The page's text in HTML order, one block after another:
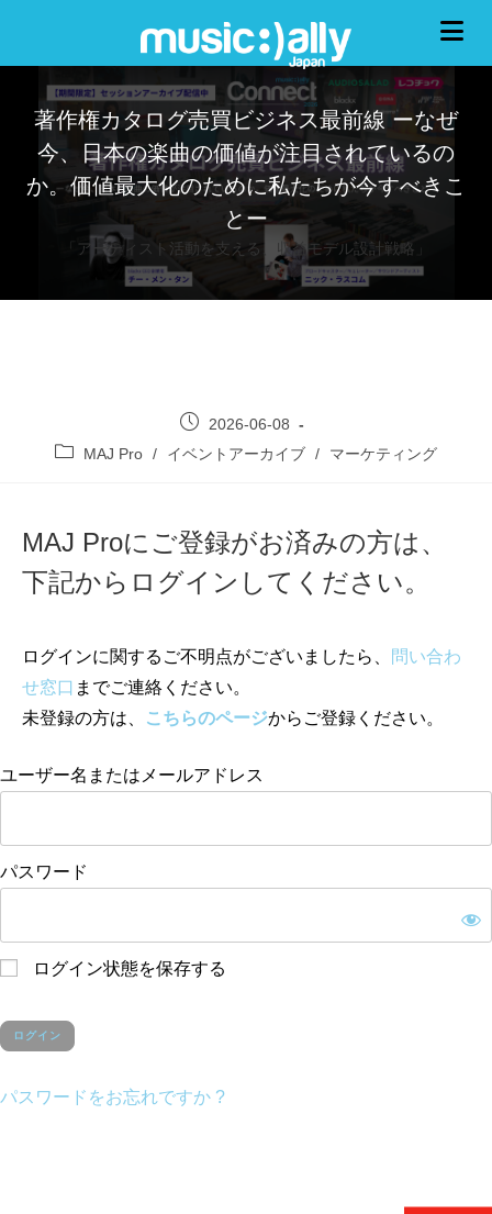
著作権カタログ売買ビジネス最前線 ーなぜ
今、日本の楽曲の価値が注目されているの
か。価値最大化のために私たちが今すべきこ
とー
「アーティスト活動を支える、収益モデル設計戦略」
2026-06-08
MAJ Pro / イベントアーカイブ / マーケティング
MAJ Proにご登録がお済みの方は、
下記からログインしてください。
ログインに関するご不明点がございましたら、
問い合わ
せ窓口 までご連絡ください。
未登録の方は、
こちらのページからご登録ください。
ユーザー名またはメールアドレス
パスワード
ログイン状態を保存する
パスワードをお忘れですか ?